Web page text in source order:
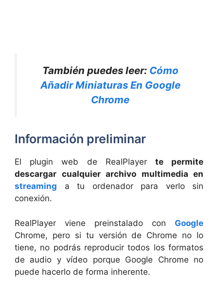
También puedes leer: Cómo
Añadir Miniaturas En Google
Chrome
Información preliminar
El plugin web de RealPlayer te permite
descargar cualquier archivo multimedia en
streaming a tu ordenador para verlo sin
conexión.
RealPlayer viene preinstalado con Google
Chrome, pero si tu versión de Chrome no lo
tiene, no podrás reproducir todos los formatos
de audio y vídeo porque Google Chrome no
puede hacerlo de forma inherente.